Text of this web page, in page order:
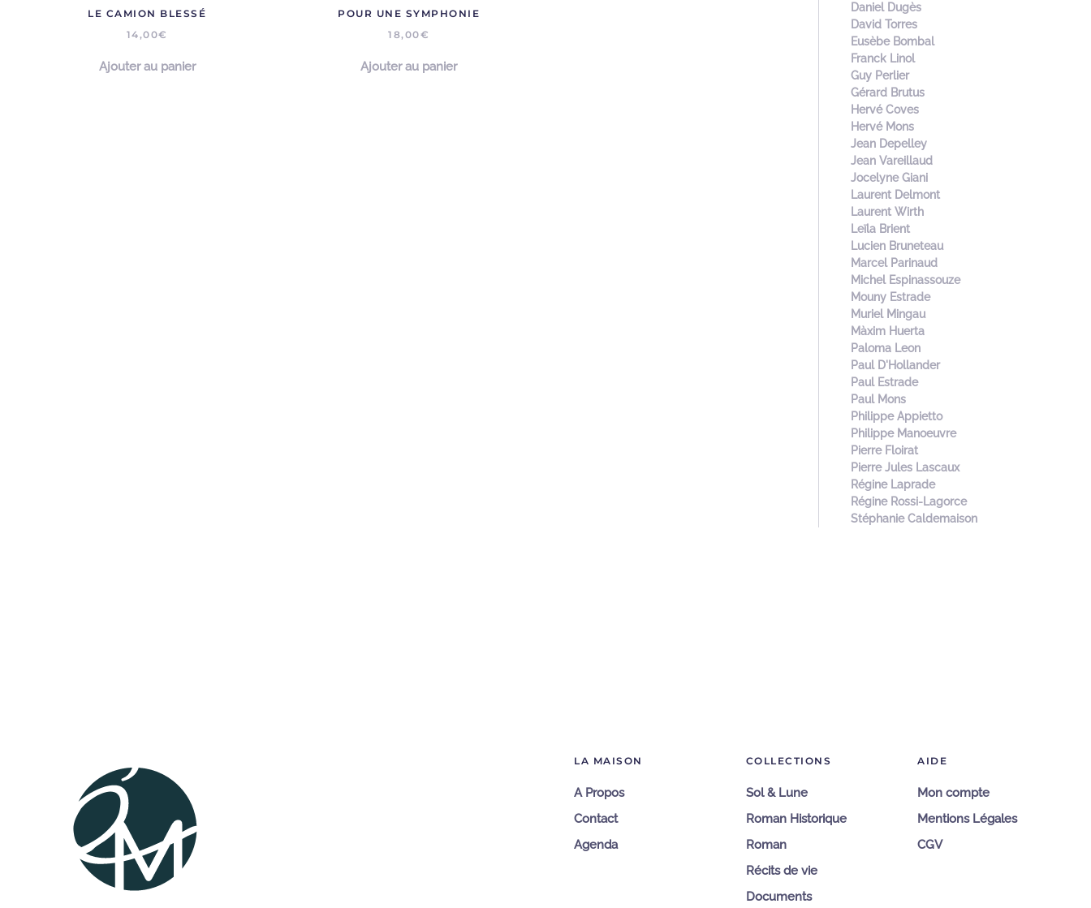
LE CAMION BLESSÉ
14,00€
Ajouter au panier
POUR UNE SYMPHONIE
18,00€
Ajouter au panier
Daniel Dugès
David Torres
Eusèbe Bombal
Franck Linol
Guy Perlier
Gérard Brutus
Hervé Coves
Hervé Mons
Jean Depelley
Jean Vareillaud
Jocelyne Giani
Laurent Delmont
Laurent Wirth
Leïla Brient
Lucien Bruneteau
Marcel Parinaud
Michel Espinassouze
Mouny Estrade
Muriel Mingau
Màxim Huerta
Paloma Leon
Paul D'Hollander
Paul Estrade
Paul Mons
Philippe Appietto
Philippe Manoeuvre
Pierre Floirat
Pierre Jules Lascaux
Régine Laprade
Régine Rossi-Lagorce
Stéphanie Caldemaison
LA MAISON
A Propos
Contact
Agenda
COLLECTIONS
Sol & Lune
Roman Historique
Roman
Récits de vie
Documents
AIDE
Mon compte
Mentions Légales
CGV